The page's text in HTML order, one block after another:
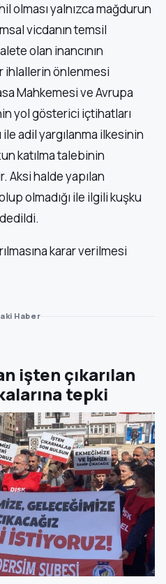
olması yalnızca mağdurun
vicdanın temsil
olan inancının
ihlallerin önlenmesi
Mahkemesi ve Avrupa
yol gösterici içtihatları
adil yargılanma ilkesinin
katılma talebinin
Aksi halde yapılan
olmadığı ile ilgili kuşku
karar verilmesi
Haber
işten çıkarılan
tepki